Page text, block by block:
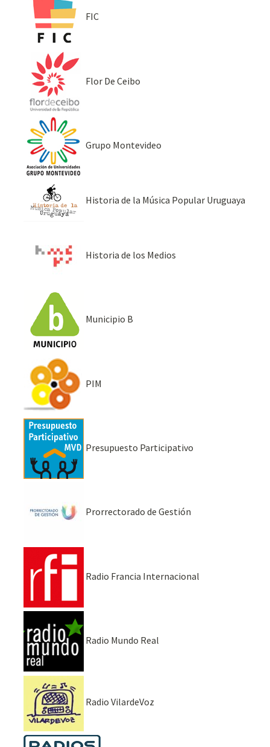
FIC
Flor De Ceibo
Grupo Montevideo
Historia de la Música Popular Uruguaya
Historia de los Medios
Municipio B
PIM
Presupuesto Participativo
Prorrectorado de Gestión
Radio Francia Internacional
Radio Mundo Real
Radio VilardeVoz